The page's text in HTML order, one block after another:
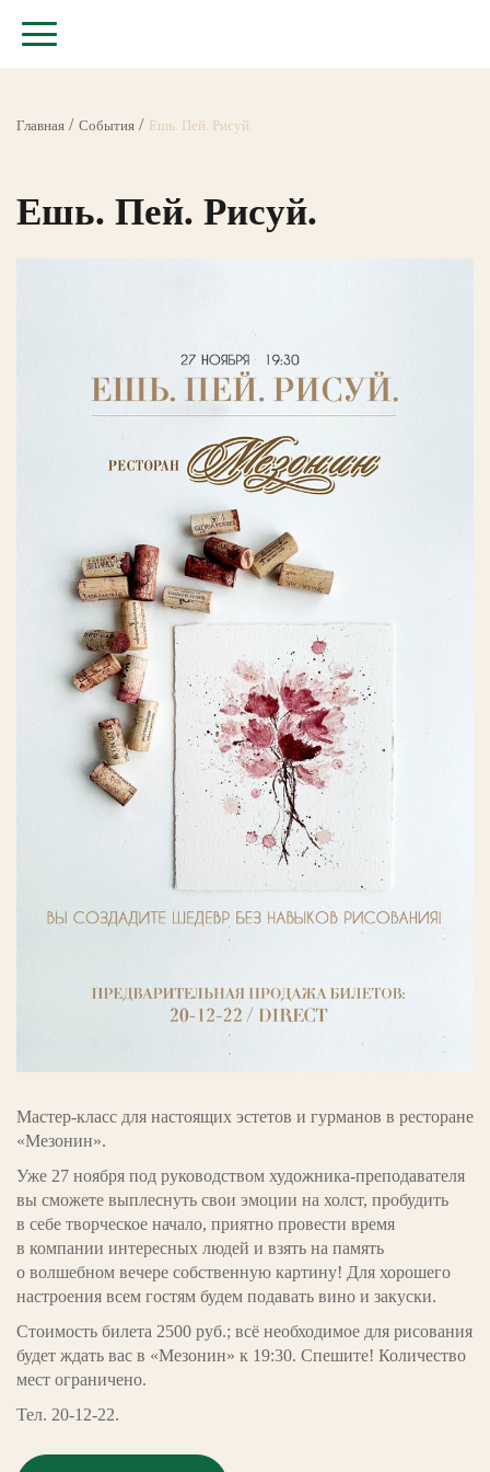
Главная События Ешь. Пей. Рисуй.
Ешь. Пей. Рисуй.
Мастер-класс для настоящих эстетов и гурманов в ресторане
«Мезонин».
Уже 27 ноября под руководством художника-преподавателя
вы сможете выплеснуть свои эмоции на холст, пробудить
в себе творческое начало, приятно провести время
в компании интересных людей и взять на память
о волшебном вечере собственную картину! Для хорошего
настроения всем гостям будем подавать вино и закуски.
Стоимость билета 2500 руб.; всё необходимое для рисования
будет ждать вас в «Мезонин» к 19:30. Спешите! Количество
мест ограничено.
Тел. 20-12-22.